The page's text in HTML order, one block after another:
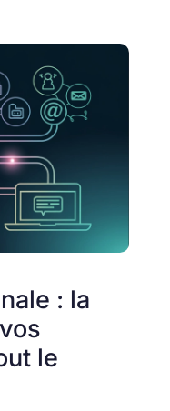
: la
le